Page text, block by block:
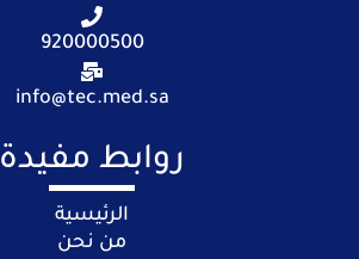
920000500
info@tec.med.sa
روابط مفيدة
الرئيسية
من نحن